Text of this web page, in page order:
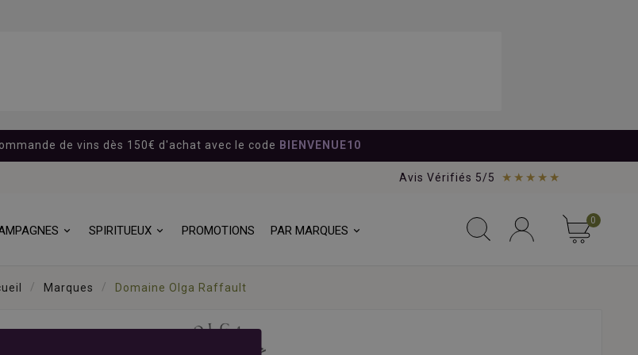
de vins dès 150€ d'achat avec le code BIENVENUE10
Avis Vérifiés 5/5 ★★★★★
SPIRITUEUX PROMOTIONS PAR MARQUES
0
Marques Domaine Olga Raffault